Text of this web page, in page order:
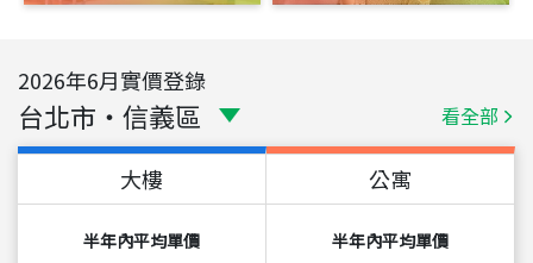
2026年6月實價登錄
台北市 ・ 信義區 看全部
大樓
半年內平均單價
公寓
半年內平均單價